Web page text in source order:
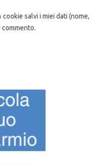
salvi i miei dati (nome,